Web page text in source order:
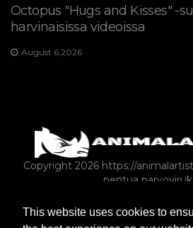
This website uses cookies to
Octopus "Hugs and Kisses" -
harvinaisissa videoissa
August 6,2026
Copyright 2026 https://
pentua
VILLIELÄIMET MAATILAN